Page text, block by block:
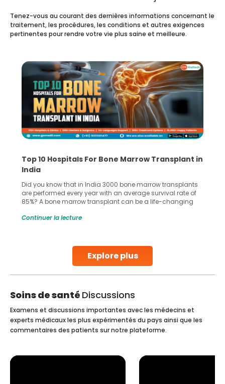
Explore plus
Tenez-vous au courant des dernières informations concernant le
traitement, les procédures, les conditions et autres exigences
pertinentes pour rendre votre vie plus saine et meilleure.
Recognizing Critical Symptoms of a Frontal
Lobe Brain Tumor Could Save Your Life
Did you know that the frontal lobe of your brain is the most
common site for tumor occurrence? The frontal lobe is a
key part of your brain and is responsible for various
harm to it can lead to serious complications. However, with
Continuer la lecture
Soins de santé Discussions
Examens et discussions importantes avec les médecins et
experts médicaux les plus expérimentés du pays ainsi que les
commentaires des patients sur notre plateforme.